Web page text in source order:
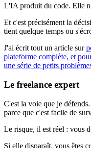
L'IA produit du code. Elle
Et c'est précisément la
tient quelque temps ou
J'ai écrit tout un article sur
plateforme complète, et
une série de petits
Le freelance expert
C'est la voie que je
parce que c'est facile de
Le risque, il est réel : vous
Si elle disparaît, vous êtes